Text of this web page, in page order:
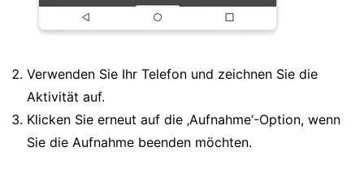
Verwenden Sie Ihr Telefon und zeichnen Sie die
Aktivität auf.
Klicken Sie erneut auf die ‚Aufnahme‘-Option, wenn
Sie die Aufnahme beenden möchten.